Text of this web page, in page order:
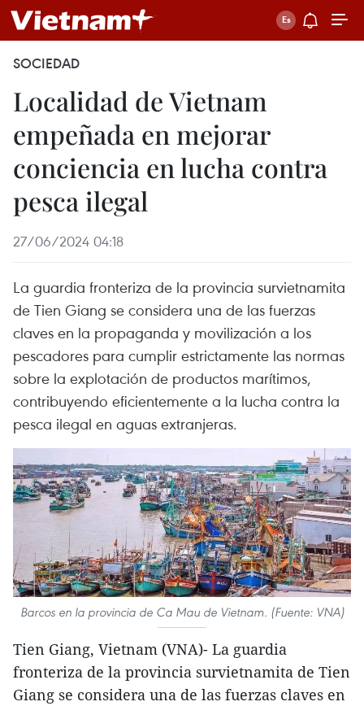
SOCIEDAD
Localidad de Vietnam
empeñada en mejorar
conciencia en lucha contra
pesca ilegal
27/06/2024 04:18
La guardia fronteriza de la provincia survietnamita
de Tien Giang se considera una de las fuerzas
claves en la propaganda y movilización a los
pescadores para cumplir estrictamente las normas
sobre la explotación de productos marítimos,
contribuyendo eficientemente a la lucha contra la
pesca ilegal en aguas extranjeras.
Barcos en la provincia de Ca Mau de Vietnam. (Fuente: VNA)
Tien Giang, Vietnam (VNA)- La guardia
fronteriza de la provincia survietnamita de Tien
Giang se considera una de las fuerzas claves en